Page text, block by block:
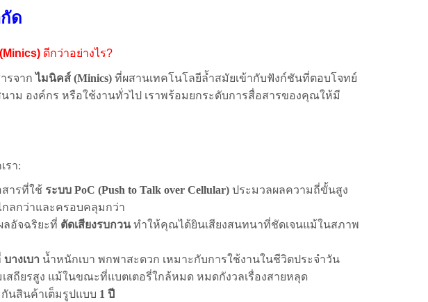
ด
ดีกว่าอย่างไร?
รจากไมนิคส์ (Minics) ที่ผสานเทคโนโลยีล้ำสมัยเข้ากับฟังก์ชันที่ตอบโจทย์
าม องค์กร หรือใช้งานทั่วไป เราพร้อมยกระดับการสื่อสารของคุณให้มี
รา:
ารที่ใช้ ระบบ PoC (Push to Talk over Cellular) ประมวลผลความถี่ขั้นสูง
กลกว่าและครอบคลุมกว่า
ลอัจฉริยะที่ ตัดเสียงรบกวนทำให้คุณได้ยินเสียงสนทนาที่ชัดเจนแม้ในสภาพ
บางเบา น้ำหนักเบา พกพาสะดวก เหมาะกับการใช้งานในชีวิตประจำวัน
ถียรสูง แม้ในขณะที่แบตเตอรี่ใกล้หมด หมดกังวลเรื่องสายหลุด
นสินค้าเต็มรูปแบบ 1 ปี